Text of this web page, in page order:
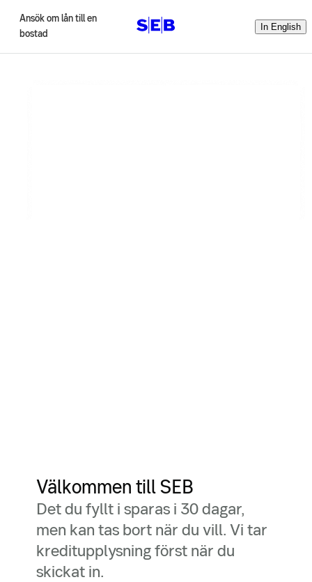
Ansök om lån till en
bostad
In English
Välkommen till SEB
Det du fyllt i sparas i 30 dagar,
men kan tas bort när du vill. Vi tar
kreditupplysning först när du
skickat in.